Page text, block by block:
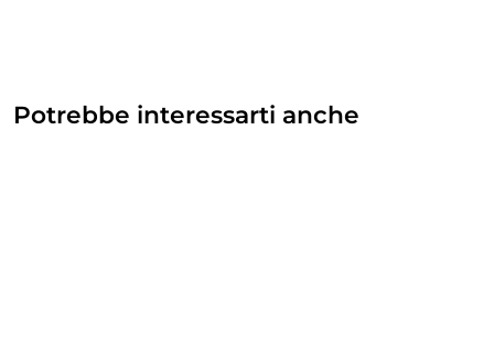
Potrebbe interessarti anche